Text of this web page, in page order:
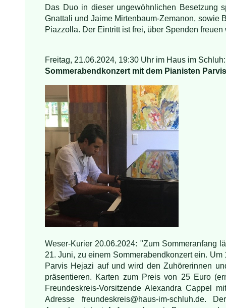
Das Duo in dieser ungewöhnlichen Besetzung
Gnattali und Jaime Mirtenbaum-Zemanon, sowie
Piazzolla. Der Eintritt ist frei, über Spenden freuen
Freitag, 21.06.2024, 19:30 Uhr im Haus im Schluh:
Sommerabendkonzert mit dem Pianisten
Weser-Kurier 20.06.2024: "Zum Sommeranfang
21. Juni, zu einem Sommerabendkonzert ein.
Parvis Hejazi auf und wird den Zuhörerinnen
präsentieren. Karten zum Preis von 25 Euro
Freundeskreis-Vorsitzende Alexandra Cappel
Adresse freundeskreis@haus-im-